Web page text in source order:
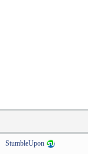
StumbleUpon